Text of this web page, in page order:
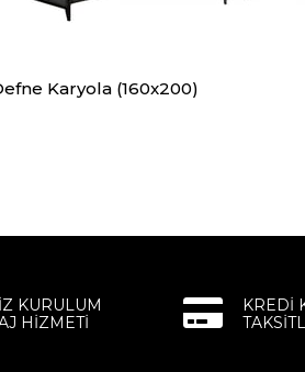
Karyola (160x200)
KURULUM
HİZMETİ
KREDİ